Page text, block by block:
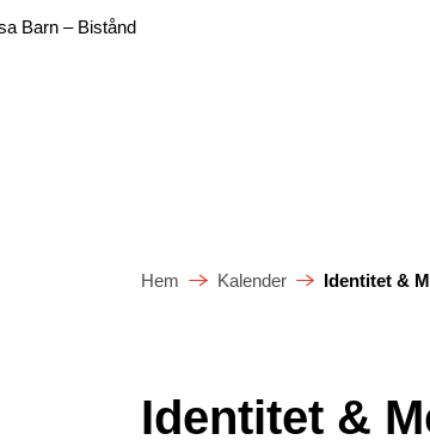
Barn – Bistånd
Hem Kalender Identitet &
Identitet &